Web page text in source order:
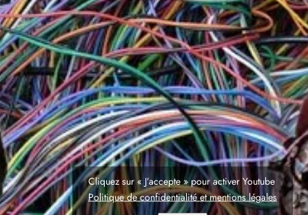
Cliquez sur « J’accepte » pour activer Youtube
Politique de confidentialité et mentions légales